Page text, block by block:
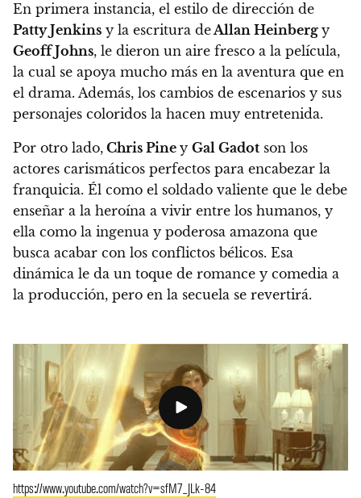
En primera instancia, el estilo de dirección de
Patty Jenkins y la escritura deAllan Heinberg y
Geoff Johns, le dieron un aire fresco a la película,
la cual se apoya mucho más en la aventura que en
el drama. Además, los cambios de escenarios y sus
personajes coloridos la hacen muy entretenida.
Por otro lado, Chris Pine y Gal Gadot son los
actores carismáticos perfectos para encabezar la
franquicia. Él como el soldado valiente que le debe
enseñar a la heroína a vivir entre los humanos, y
ella como la ingenua y poderosa amazona que
busca acabar con los conflictos bélicos. Esa
dinámica le da un toque de romance y comedia a
la producción, pero en la secuela se revertirá.
https://www.youtube.com/watch?v=sfM7_JLk-84